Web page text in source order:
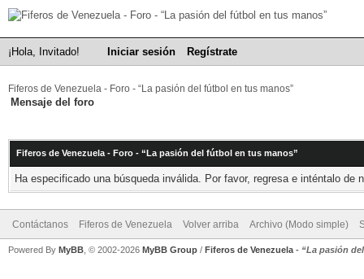
¡Hola, Invitado! Iniciar sesión Regístrate
Fiferos de Venezuela - Foro - “La pasión del fútbol en tus manos”
Mensaje del foro
Fiferos de Venezuela - Foro - “La pasión del fútbol en tus manos”
Ha especificado una búsqueda inválida. Por favor, regresa e inténtalo de
Contáctanos Fiferos de Venezuela Volver arriba Archivo (Modo simple)
Powered By MyBB , © 2002-2026 MyBB Group / Fiferos de Venezuela - “La pasión